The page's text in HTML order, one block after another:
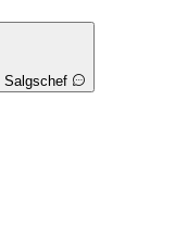
Salgschef